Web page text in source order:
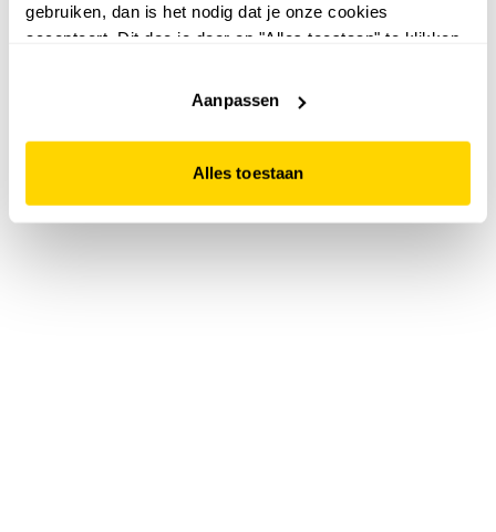
gebruiken, dan is het nodig dat je onze cookies
accepteert. Dit doe je door op "Alles toestaan" te klikken.
website niet optimaal functioneert.
Aanpassen
Alles toestaan